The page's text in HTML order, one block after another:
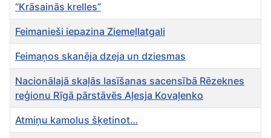
“Krāsainās krelles”
Feimanieši iepazina Ziemeļlatgali
Feimaņos skanēja dzeja un dziesmas
Nacionālajā skaļās lasīšanas sacensībā Rēzeknes
reģionu Rīgā pārstāvēs Aļesja Kovaļenko
Atmiņu kamolus šķetinot…